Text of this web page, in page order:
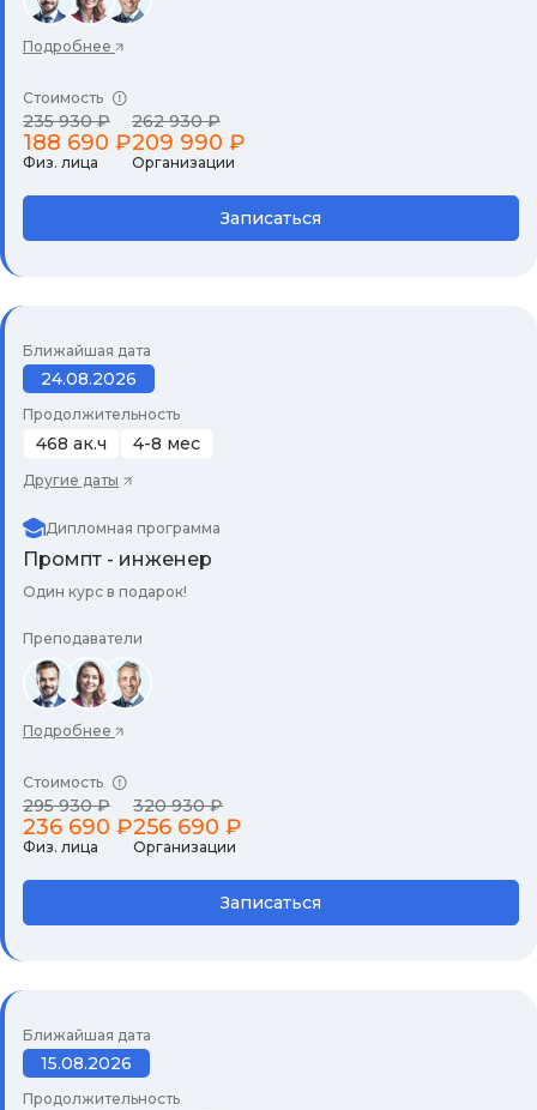
Подробнее
Стоимость
235 930 ₽
188 690 ₽
Физ. лица
262 930 ₽
209 990 ₽
Организации
Записаться
Ближайшая дата
24.08.2026
Продолжительность
468 ак.ч 4-8 мес
Другие даты
Дипломная программа
Промпт - инженер
Один курс в подарок!
Преподаватели
Подробнее
Стоимость
295 930 ₽
236 690 ₽
Физ. лица
320 930 ₽
256 690 ₽
Организации
Записаться
Ближайшая дата
15.08.2026
Продолжительность